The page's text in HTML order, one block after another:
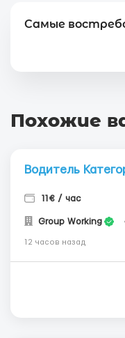
Самые
Похожие
Водитель
11€ / час
Group Working
12 часов назад